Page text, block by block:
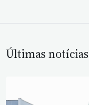
Últimas notícias